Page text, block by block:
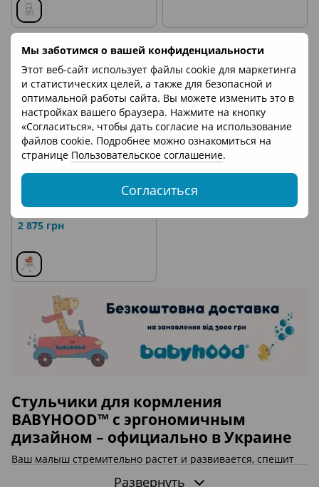
Мы заботимся о вашей конфиденциальности
Этот веб-сайт использует файлы cookie для маркетинга
и статистических целей, а также для безопасной и
оптимальной работы сайта. Вы можете изменить это в
настройках вашего браузера. Нажмите на кнопку
«Согласиться», чтобы дать согласие на использование
файлов cookie. Подробнее можно ознакомиться на
странице Пользовательское соглашение.
Согласиться
Стульчик для кормления
розовый Премиум Babyhood
BH-514P
2 875 грн
Стульчики для кормления
BABYHOOD™ с эргономичным
дизайном – официально в Украине
Ваш малыш стремительно растет и развивается, спешит
Развернуть